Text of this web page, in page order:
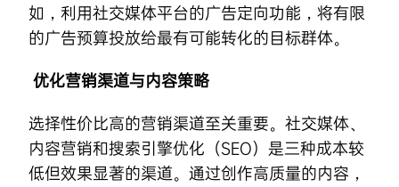
如，利用社交媒体平台的广告定向功能，将有限
的广告预算投放给最有可能转化的目标群体。
优化营销渠道与内容策略
选择性价比高的营销渠道至关重要。社交媒体、
内容营销和搜索引擎优化 （SEO）是三种成本较
低但效果显著的渠道。通过创作高质量的内容，